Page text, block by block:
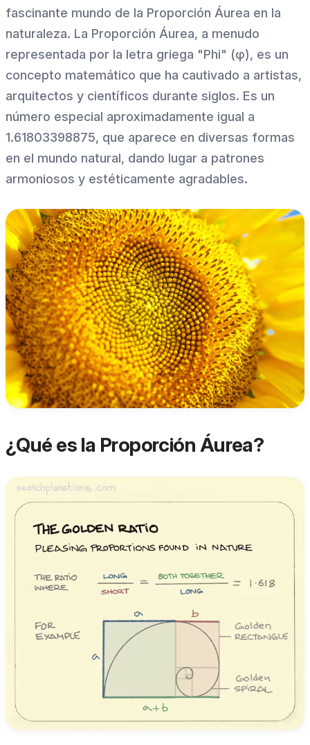
fascinante mundo de la Proporción Áurea en la
naturaleza. La Proporción Áurea, a menudo
representada por la letra griega "Phi" (φ), es un
concepto matemático que ha cautivado a artistas,
arquitectos y científicos durante siglos. Es un
número especial aproximadamente igual a
1.61803398875, que aparece en diversas formas
en el mundo natural, dando lugar a patrones
armoniosos y estéticamente agradables.
¿Qué es la Proporción Áurea?